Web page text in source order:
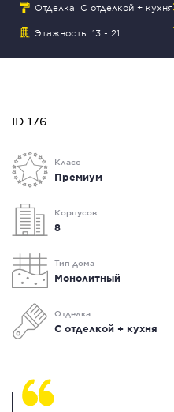
Отделка: С отделкой + кухня
Этажность: 13 - 21
ID 176
Класс
Премиум
Корпусов
8
Тип дома
Монолитный
Отделка
С отделкой + кухня